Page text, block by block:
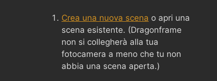
Crea una nuova scena o apri una
scena esistente. (Dragonframe
non si collegherà alla tua
fotocamera a meno che tu non
abbia una scena aperta.)